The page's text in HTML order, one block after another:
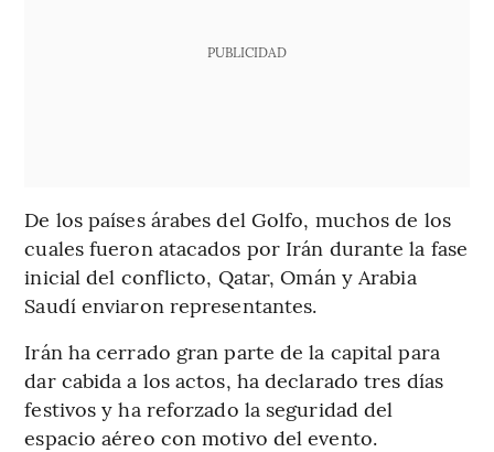
PUBLICIDAD
De los países árabes del Golfo, muchos de los
cuales fueron atacados por Irán durante la fase
inicial del conflicto, Qatar, Omán y Arabia
Saudí enviaron representantes.
Irán ha cerrado gran parte de la capital para
dar cabida a los actos, ha declarado tres días
festivos y ha reforzado la seguridad del
espacio aéreo con motivo del evento.